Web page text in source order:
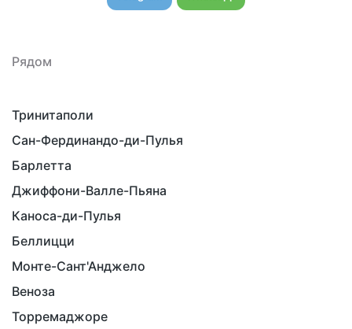
Рядом
Тринитаполи
Сан-Фердинандо-ди-Пулья
Барлетта
Джиффони-Валле-Пьяна
Каноса-ди-Пулья
Беллицци
Монте-Сант'Анджело
Веноза
Торремаджоре